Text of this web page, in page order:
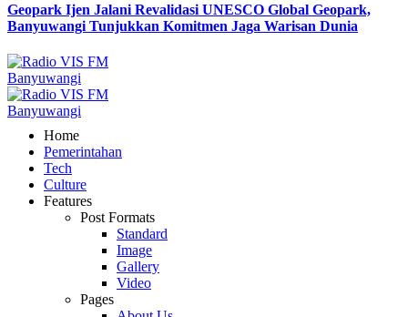
Geopark Ijen Jalani Revalidasi UNESCO Global Geopark,
Banyuwangi Tunjukkan Komitmen Jaga Warisan Dunia
Home
Pemerintahan
Tech
Culture
Features
Post Formats
Standard
Image
Gallery
Video
Pages